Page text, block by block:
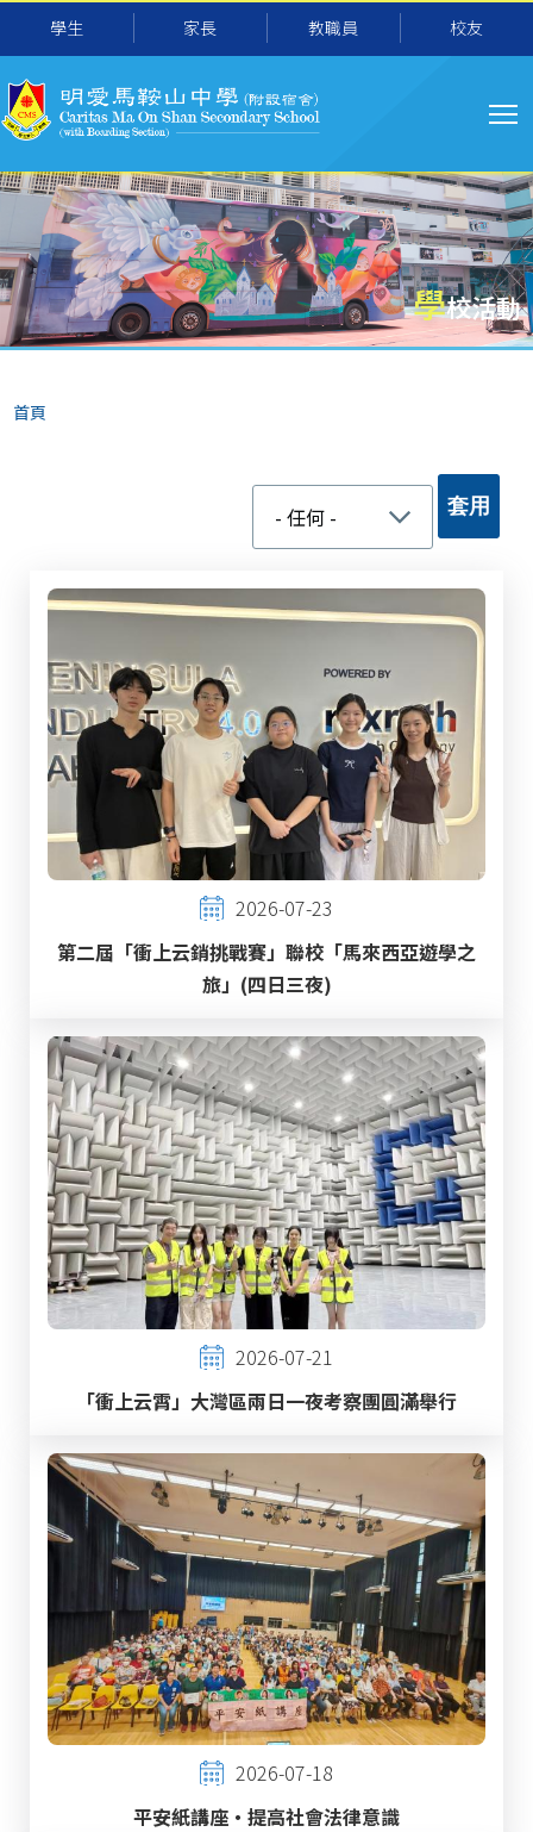
移至主內容
學生 家長 教職員 校友
主
航
學校活動
導
航
首頁
2026-07-23
第二屆「衝上云銷挑戰賽」聯校「馬來西亞遊學之
旅」(四日三夜)
2026-07-21
「衝上云霄」大灣區兩日一夜考察團圓滿舉行
2026-07-18
平安紙講座‧提高社會法律意識